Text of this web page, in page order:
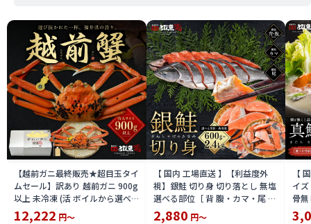
【越前ガニ最終販売★超目玉タイ
ムセール】訳あり 越前ガニ 900g
以上 未冷凍 (活 ボイルから選べ
る) 福井県産 国産 産地直送 脚折
12,222 円～
【 国内 工場直送 】【利益度外
視】銀鮭 切り身 切り落とし 無塩
選べる部位［ 背 腹・カマ・尾 ］
600g〜2.4kg 骨取り・骨無し 骨
2,880 円～
【
イ
骨
(真